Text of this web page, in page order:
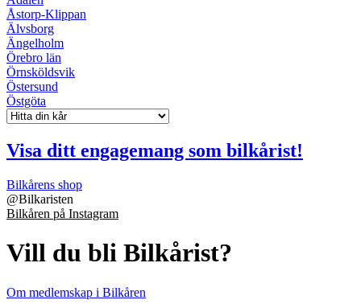
Åstorp-Klippan
Älvsborg
Ängelholm
Örebro län
Örnsköldsvik
Östersund
Östgöta
Visa ditt engagemang som bilkårist!
Bilkårens shop
@Bilkaristen
Bilkåren på Instagram
Vill du bli Bilkårist?
Om medlemskap i Bilkåren